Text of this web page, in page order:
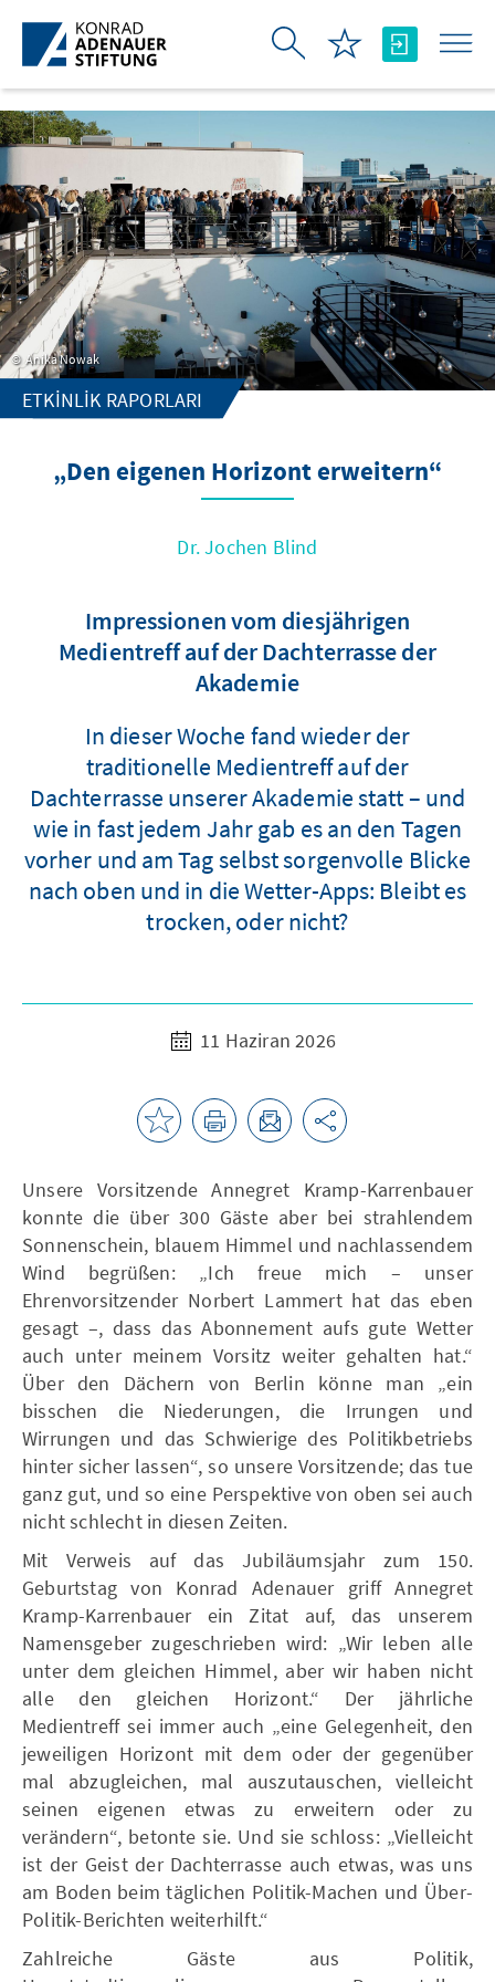
Skip to Main Content
Anika Nowak
ETKINLIK RAPORLARI
„Den eigenen Horizont erweitern“
Dr. Jochen Blind
Impressionen vom diesjährigen
Medientreff auf der Dachterrasse der
Akademie
In dieser Woche fand wieder der
traditionelle Medientreff auf der
Dachterrasse unserer Akademie statt – und
wie in fast jedem Jahr gab es an den Tagen
vorher und am Tag selbst sorgenvolle Blicke
nach oben und in die Wetter-Apps: Bleibt es
trocken, oder nicht?
11 Haziran 2026
Unsere Vorsitzende Annegret Kramp-Karrenbauer
konnte die über 300 Gäste aber bei strahlendem
Sonnenschein, blauem Himmel und nachlassendem
Wind begrüßen: „Ich freue mich – unser
Ehrenvorsitzender Norbert Lammert hat das eben
gesagt –, dass das Abonnement aufs gute Wetter
auch unter meinem Vorsitz weiter gehalten hat.“
Über den Dächern von Berlin könne man „ein
bisschen die Niederungen, die Irrungen und
Wirrungen und das Schwierige des Politikbetriebs
hinter sicher lassen“, so unsere Vorsitzende; das tue
ganz gut, und so eine Perspektive von oben sei auch
nicht schlecht in diesen Zeiten.
Mit Verweis auf das Jubiläumsjahr zum 150.
Geburtstag von Konrad Adenauer griff Annegret
Kramp-Karrenbauer ein Zitat auf, das unserem
Namensgeber zugeschrieben wird: „Wir leben alle
unter dem gleichen Himmel, aber wir haben nicht
alle den gleichen Horizont.“ Der jährliche
Medientreff sei immer auch „eine Gelegenheit, den
jeweiligen Horizont mit dem oder der gegenüber
mal abzugleichen, mal auszutauschen, vielleicht
seinen eigenen etwas zu erweitern oder zu
verändern“, betonte sie. Und sie schloss: „Vielleicht
ist der Geist der Dachterrasse auch etwas, was uns
am Boden beim täglichen Politik-Machen und Über-
Politik-Berichten weiterhilft.“
Zahlreiche Gäste aus Politik,